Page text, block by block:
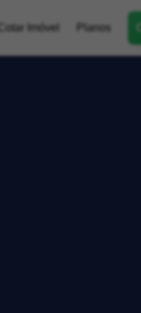
Cotar Imóvel Planos